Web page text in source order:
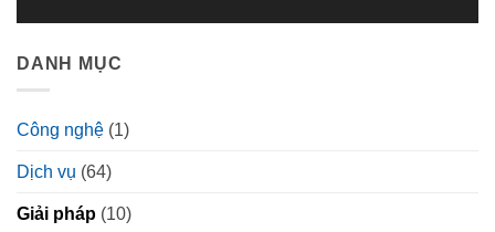
DANH MỤC
Công nghệ (1)
Dịch vụ (64)
Giải pháp (10)